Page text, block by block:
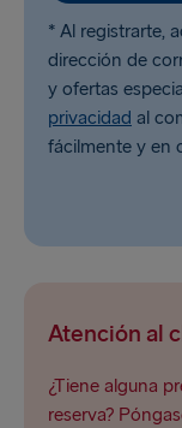
* Al registrarte,
dirección de
y ofertas
privacidad al
fácilmente y en
Atención al
¿Tiene alguna
reserva?